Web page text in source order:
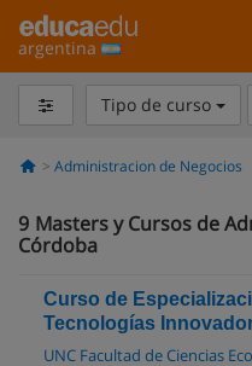
argentina
Tipo de curso
Administracion de Negocios
9 Masters y Cursos de
Córdoba
Curso de
Tecnologías
UNC Facultad de Ciencias